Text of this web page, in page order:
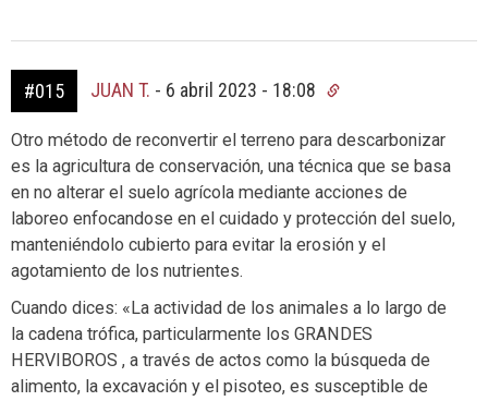
#015 JUAN T. - 6 abril 2023 - 18:08
Otro método de reconvertir el terreno para descarbonizar
es la agricultura de conservación, una técnica que se basa
en no alterar el suelo agrícola mediante acciones de
laboreo enfocandose en el cuidado y protección del suelo,
manteniéndolo cubierto para evitar la erosión y el
agotamiento de los nutrientes.
Cuando dices: «La actividad de los animales a lo largo de
la cadena trófica, particularmente los GRANDES
HERVIBOROS , a través de actos como la búsqueda de
alimento, la excavación y el pisoteo, es susceptible de